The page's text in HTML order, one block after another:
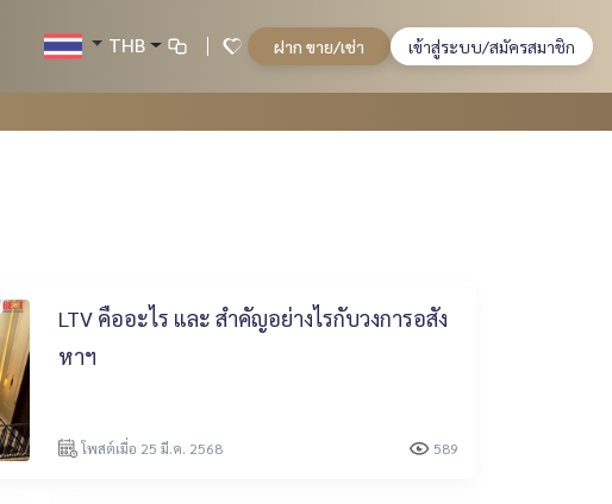
THB ฝาก ขาย/เช่า เข้าสู่ระบบ/สมัครสมาชิก
LTV คืออะไร และ สำคัญอย่างไรกับวงการอสัง
หาฯ
โพสต์เมื่อ 25 มี.ค. 2568 589